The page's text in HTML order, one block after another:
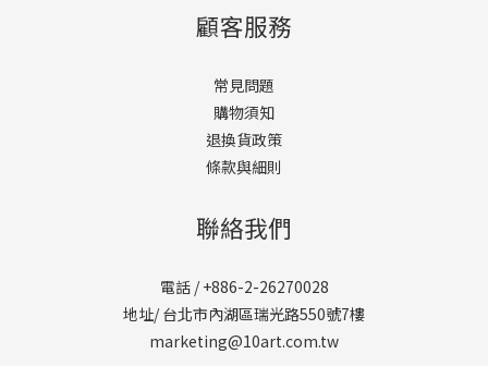
顧客服務
常見問題
購物須知
退換貨政策
條款與細則
聯絡我們
電話 / +886-2-26270028
地址/ 台北市內湖區瑞光路550號7樓
marketing@10art.com.tw